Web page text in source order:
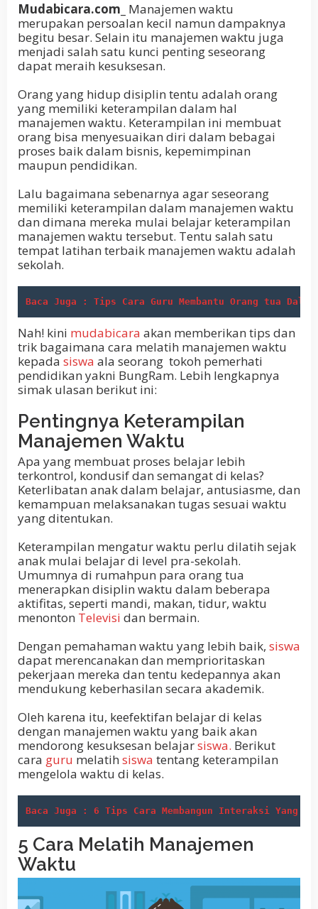
Mudabicara.com_ Manajemen waktu
merupakan persoalan kecil namun dampaknya
begitu besar. Selain itu manajemen waktu juga
menjadi salah satu kunci penting seseorang
dapat meraih kesuksesan.
Orang yang hidup disiplin tentu adalah orang
yang memiliki keterampilan dalam hal
manajemen waktu. Keterampilan ini membuat
orang bisa menyesuaikan diri dalam bebagai
proses baik dalam bisnis, kepemimpinan
maupun pendidikan.
Lalu bagaimana sebenarnya agar seseorang
memiliki keterampilan dalam manajemen waktu
dan dimana mereka mulai belajar keterampilan
manajemen waktu tersebut. Tentu salah satu
tempat latihan terbaik manajemen waktu adalah
sekolah.
Baca Juga : Tips Cara Guru Membantu Orang tua
Nah! kini mudabicara akan memberikan tips dan
trik bagaimana cara melatih manajemen waktu
kepada siswa ala seorang tokoh pemerhati
pendidikan yakni BungRam. Lebih lengkapnya
simak ulasan berikut ini:
Pentingnya Keterampilan
Manajemen Waktu
Apa yang membuat proses belajar lebih
terkontrol, kondusif dan semangat di kelas?
Keterlibatan anak dalam belajar, antusiasme, dan
kemampuan melaksanakan tugas sesuai waktu
yang ditentukan.
Keterampilan mengatur waktu perlu dilatih sejak
anak mulai belajar di level pra-sekolah.
Umumnya di rumahpun para orang tua
menerapkan disiplin waktu dalam beberapa
aktifitas, seperti mandi, makan, tidur, waktu
menonton Televisi dan bermain.
Dengan pemahaman waktu yang lebih baik, siswa
dapat merencanakan dan memprioritaskan
pekerjaan mereka dan tentu kedepannya akan
mendukung keberhasilan secara akademik.
Oleh karena itu, keefektifan belajar di kelas
dengan manajemen waktu yang baik akan
mendorong kesuksesan belajarsiswa. Berikut
cara guru melatih siswa tentang keterampilan
mengelola waktu di kelas.
Baca Juga : 6 Tips Cara Membangun Interaksi Yang
5 Cara Melatih Manajemen
Waktu